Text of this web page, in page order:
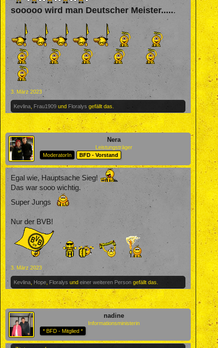
sooooo wird man Deutscher Meister......
3. März 2023
Kevlina Frau1909 und Floralys gefällt das.
Nera
Leistungsträger
ModeratorIn
BFD - Vorstand
Egal wie, Hauptsache Sieg!
Das war sooo wichtig.
Super Jungs
Nur der BVB!
3. März 2023
Kevlina Hope Floralys und einer weiteren Person gefällt das.
nadine
Informationsministerin
* BFD - Mitglied *